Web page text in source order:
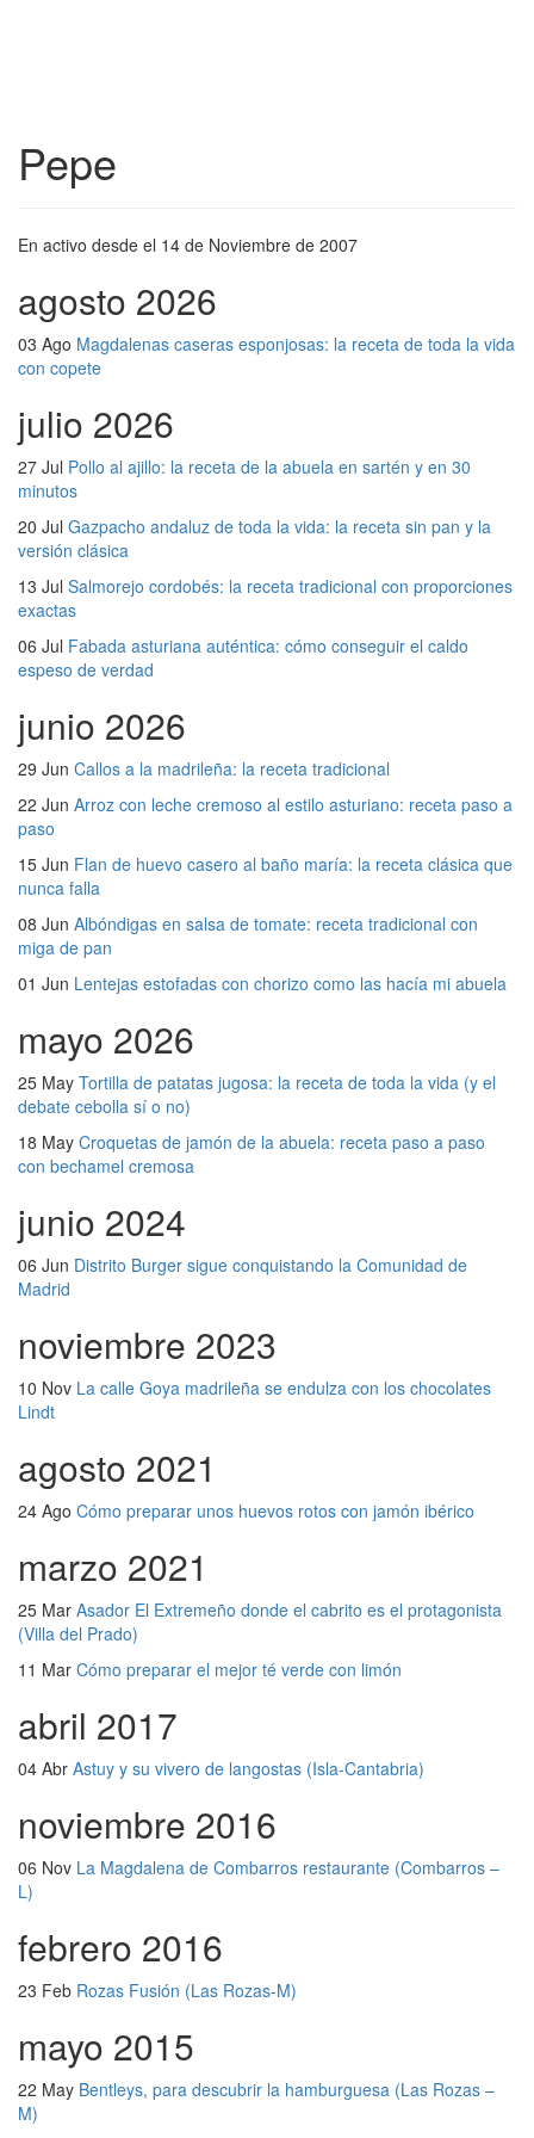
Pepe
En activo desde el 14 de Noviembre de 2007
agosto 2026
03 Ago Magdalenas caseras esponjosas: la receta de toda la vida
con copete
julio 2026
27 Jul Pollo al ajillo: la receta de la abuela en sartén y en 30
minutos
20 Jul Gazpacho andaluz de toda la vida: la receta sin pan y la
versión clásica
13 Jul Salmorejo cordobés: la receta tradicional con proporciones
exactas
06 Jul Fabada asturiana auténtica: cómo conseguir el caldo
espeso de verdad
junio 2026
29 Jun Callos a la madrileña: la receta tradicional
22 Jun Arroz con leche cremoso al estilo asturiano: receta paso a
paso
15 Jun Flan de huevo casero al baño maría: la receta clásica que
nunca falla
08 Jun Albóndigas en salsa de tomate: receta tradicional con
miga de pan
01 Jun Lentejas estofadas con chorizo como las hacía mi abuela
mayo 2026
25 May Tortilla de patatas jugosa: la receta de toda la vida (y el
debate cebolla sí o no)
18 May Croquetas de jamón de la abuela: receta paso a paso
con bechamel cremosa
junio 2024
06 Jun Distrito Burger sigue conquistando la Comunidad de
Madrid
noviembre 2023
10 Nov La calle Goya madrileña se endulza con los chocolates
Lindt
agosto 2021
24 Ago Cómo preparar unos huevos rotos con jamón ibérico
marzo 2021
25 Mar Asador El Extremeño donde el cabrito es el protagonista
(Villa del Prado)
11 Mar Cómo preparar el mejor té verde con limón
abril 2017
04 Abr Astuy y su vivero de langostas (Isla-Cantabria)
noviembre 2016
06 Nov La Magdalena de Combarros restaurante (Combarros –
L)
febrero 2016
23 Feb Rozas Fusión (Las Rozas-M)
mayo 2015
22 May Bentleys, para descubrir la hamburguesa (Las Rozas –
M)